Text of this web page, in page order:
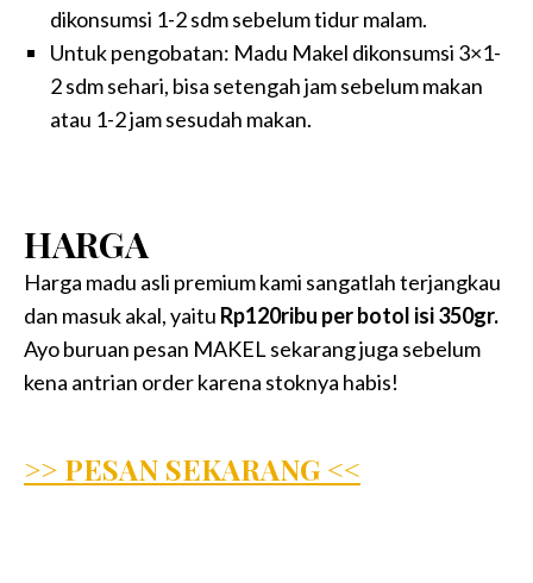
dikonsumsi 1-2 sdm sebelum tidur malam.
Untuk pengobatan: Madu Makel dikonsumsi 3×1-
2 sdm sehari, bisa setengah jam sebelum makan
atau 1-2 jam sesudah makan.
HARGA
Harga madu asli premium kami sangatlah terjangkau
dan masuk akal, yaitu Rp120ribu per botol isi 350gr.
Ayo buruan pesan MAKEL sekarang juga sebelum
kena antrian order karena stoknya habis!
>> PESAN SEKARANG <<